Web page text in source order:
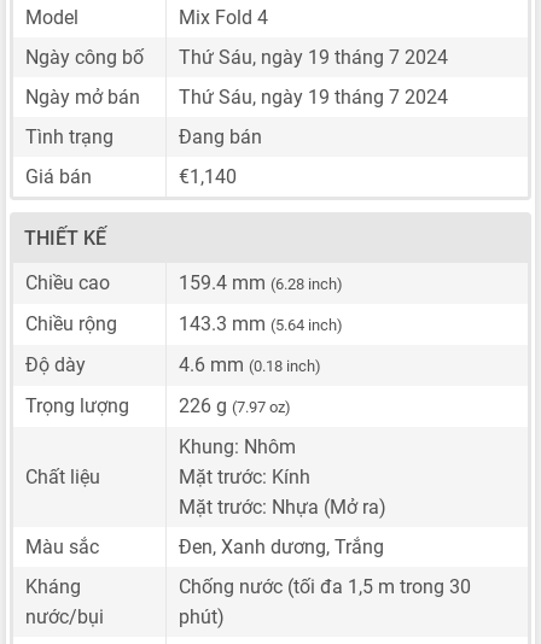
Model
Mix Fold 4
Ngày công bố
Thứ Sáu, ngày 19 tháng 7 2024
Ngày mở bán
Thứ Sáu, ngày 19 tháng 7 2024
Tình trạng
Đang bán
Giá bán
€1,140
THIẾT KẾ
Chiều cao
159.4 mm (6.28 inch)
Chiều rộng 143.3 mm (5.64 inch)
Độ dày 4.6 mm (0.18 inch)
Trọng lượng 226 g (7.97 oz)
Chất liệu
Khung: Nhôm
Mặt trước: Kính
Mặt trước: Nhựa (Mở ra)
Màu sắc
Đen, Xanh dương, Trắng
Kháng
nước/bụi
Chống nước (tối đa 1,5 m trong 30
phút)